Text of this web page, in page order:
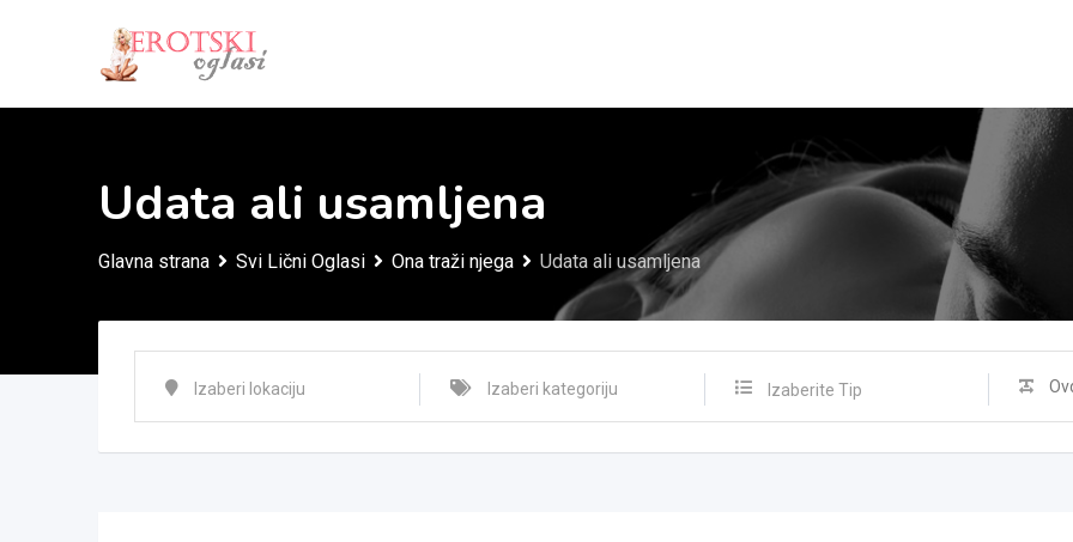
Udata ali usamljena
Glavna strana Svi Lični Oglasi Ona traži njega Udata ali usamljena
Izaberite Tip